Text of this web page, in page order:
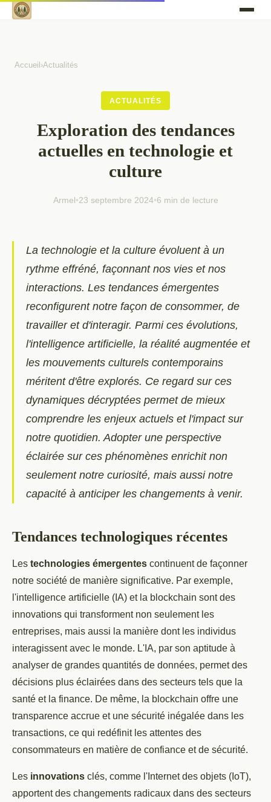
Accueil ›Actualités
ACTUALITÉS
Exploration des tendances
actuelles en technologie et
culture
Armel•23 septembre 2024•6 min de lecture
La technologie et la culture évoluent à un
rythme effréné, façonnant nos vies et nos
interactions. Les tendances émergentes
reconfigurent notre façon de consommer, de
travailler et d'interagir. Parmi ces évolutions,
l'intelligence artificielle, la réalité augmentée et
les mouvements culturels contemporains
méritent d'être explorés. Ce regard sur ces
dynamiques décryptées permet de mieux
comprendre les enjeux actuels et l'impact sur
notre quotidien. Adopter une perspective
éclairée sur ces phénomènes enrichit non
seulement notre curiosité, mais aussi notre
capacité à anticiper les changements à venir.
Tendances technologiques récentes
Les technologies émergentes continuent de façonner
notre société de manière significative. Par exemple,
l'intelligence artificielle (IA) et la blockchain sont des
innovations qui transforment non seulement les
entreprises, mais aussi la manière dont les individus
interagissent avec le monde. L'IA, par son aptitude à
analyser de grandes quantités de données, permet des
décisions plus éclairées dans des secteurs tels que la
santé et la finance. De même, la blockchain offre une
transparence accrue et une sécurité inégalée dans les
transactions, ce qui redéfinit les attentes des
consommateurs en matière de confiance et de sécurité.
Les innovations clés, comme l'Internet des objets (IoT),
apportent des changements radicaux dans des secteurs